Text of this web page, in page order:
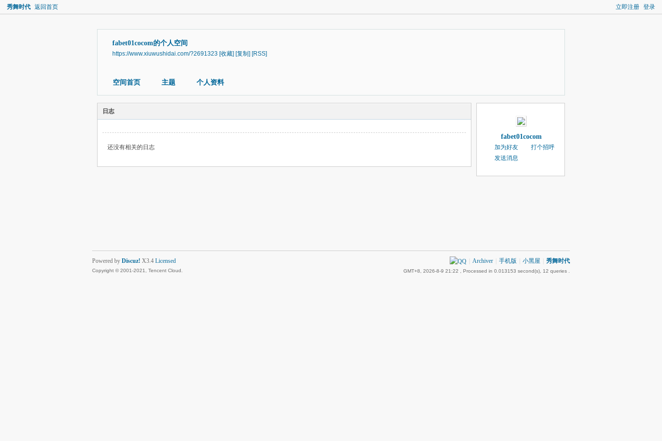
立即注册 登录
秀舞时代 返回首页
fabet01cocom的个人空间
https://www.xiuwushidai.com/?2691323 [收藏] [复制] [RSS]
空间首页 主题 个人资料
日志
还没有相关的日志
fabet01cocom
加为好友
打个招呼
发送消息
Archiver 手机版 小黑屋 秀舞时代
GMT+8, 2026-8-9 21:22 , Processed in 0.013153 second(s), 12 queries .
Powered by Discuz! X3.4 Licensed
Copyright © 2001-2021, Tencent Cloud.